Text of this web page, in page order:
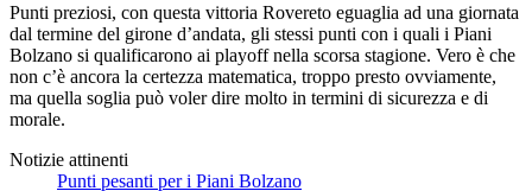
Punti preziosi, con questa vittoria Rovereto eguaglia ad una giornata
dal termine del girone d’andata, gli stessi punti con i quali i Piani
Bolzano si qualificarono ai playoff nella scorsa stagione. Vero è che
non c’è ancora la certezza matematica, troppo presto ovviamente,
ma quella soglia può voler dire molto in termini di sicurezza e di
morale.
Notizie attinenti
Punti pesanti per i Piani Bolzano